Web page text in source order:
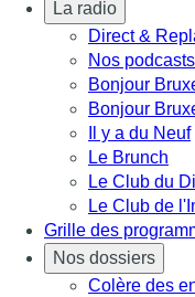
La radio
Direct &
Nos podcasts
Bonjour
Bonjour
Il y a du Neuf
Le Brunch
Le Club du
Le Club de
Grille des
Nos dossiers
Colère des